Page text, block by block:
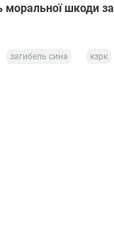
моральної шкоди за
загибель сина
кзрк